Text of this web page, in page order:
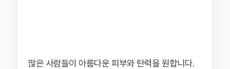
많은 사람들이 아름다운 피부와 탄력을 원합니다.